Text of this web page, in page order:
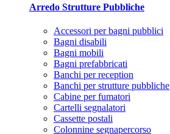
Arredo Strutture Pubbliche
Accessori per bagni pubblici
Bagni disabili
Bagni mobili
Bagni prefabbricati
Banchi per reception
Banchi per strutture pubbliche
Cabine per fumatori
Cartelli segnalatori
Cassette postali
Colonnine segnapercorso